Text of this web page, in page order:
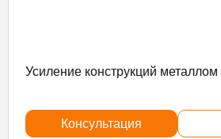
Усиление конструкций металлом
Консультация